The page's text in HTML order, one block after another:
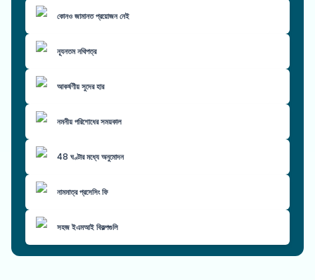
কোনও জামানত প্রয়োজন নেই
ন্যূনতম নথিপত্র
আকর্ষণীয় সুদের হার
নমনীয় পরিশোধের সময়কাল
48 ঘণ্টার মধ্যে অনুমোদন
নামমাত্র প্রসেসিং ফি
সহজ ইএমআই বিকল্পগুলি